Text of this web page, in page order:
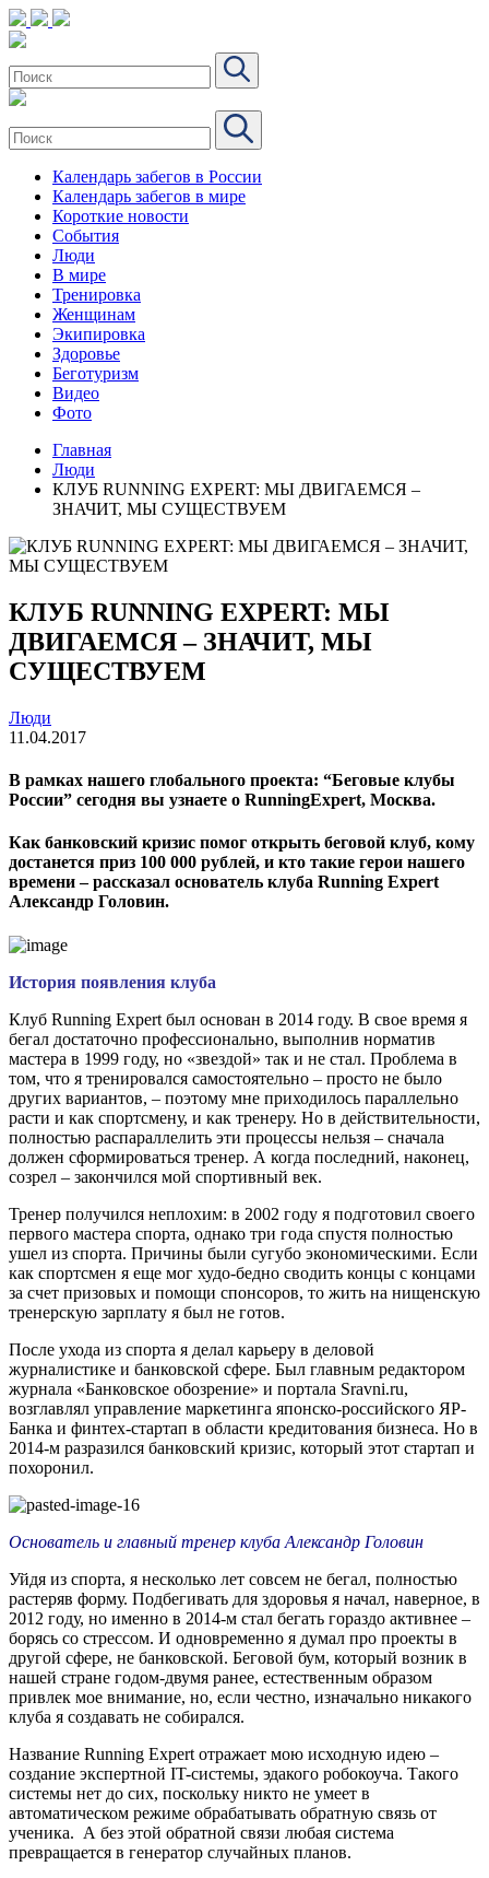
Календарь забегов в России
Календарь забегов в мире
Короткие новости
События
Люди
В мире
Тренировка
Женщинам
Экипировка
Здоровье
Беготуризм
Видео
Фото
Главная
Люди
КЛУБ RUNNING EXPERT: МЫ ДВИГАЕМСЯ –
ЗНАЧИТ, МЫ СУЩЕСТВУЕМ
КЛУБ RUNNING EXPERT: МЫ
ДВИГАЕМСЯ – ЗНАЧИТ, МЫ
СУЩЕСТВУЕМ
Люди
11.04.2017
В рамках нашего глобального проекта: “Беговые клубы
России” сегодня вы узнаете о RunningExpert, Москва.
Как банковский кризис помог открыть беговой клуб, кому
достанется приз 100 000 рублей, и кто такие герои нашего
времени – рассказал основатель клуба Running Expert
Александр Головин.
История появления клуба
Клуб Running Expert был основан в 2014 году. В свое время я
бегал достаточно профессионально, выполнив норматив
мастера в 1999 году, но «звездой» так и не стал. Проблема в
том, что я тренировался самостоятельно – просто не было
других вариантов, – поэтому мне приходилось параллельно
расти и как спортсмену, и как тренеру. Но в действительности,
полностью распараллелить эти процессы нельзя – сначала
должен сформироваться тренер. А когда последний, наконец,
созрел – закончился мой спортивный век.
Тренер получился неплохим: в 2002 году я подготовил своего
первого мастера спорта, однако три года спустя полностью
ушел из спорта. Причины были сугубо экономическими. Если
как спортсмен я еще мог худо-бедно сводить концы с концами
за счет призовых и помощи спонсоров, то жить на нищенскую
тренерскую зарплату я был не готов.
После ухода из спорта я делал карьеру в деловой
журналистике и банковской сфере. Был главным редактором
журнала «Банковское обозрение» и портала Sravni.ru,
возглавлял управление маркетинга японско-российского ЯР-
Банка и финтех-стартап в области кредитования бизнеса. Но в
2014-м разразился банковский кризис, который этот стартап и
похоронил.
Основатель и главный тренер клуба Александр Головин
Уйдя из спорта, я несколько лет совсем не бегал, полностью
растеряв форму. Подбегивать для здоровья я начал, наверное, в
2012 году, но именно в 2014-м стал бегать гораздо активнее –
борясь со стрессом. И одновременно я думал про проекты в
другой сфере, не банковской. Беговой бум, который возник в
нашей стране годом-двумя ранее, естественным образом
привлек мое внимание, но, если честно, изначально никакого
клуба я создавать не собирался.
Название Running Expert отражает мою исходную идею –
создание экспертной IT-системы, эдакого робокоуча. Такого
системы нет до сих, поскольку никто не умеет в
автоматическом режиме обрабатывать обратную связь от
ученика. А без этой обратной связи любая система
превращается в генератор случайных планов.